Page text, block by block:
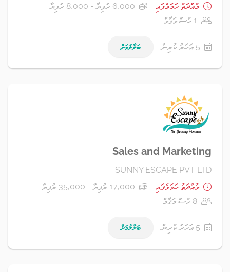
މުއްދަތު ހަމަވެފައި
6,000 ރުފިޔާ - 8,000 ރުފިޔާ
1 ހުސް މަޤާމް
5 އަހަރު ކުރިން ބަލާލުމަށް
Sales and Marketing
SUNNY ESCAPE PVT LTD
މުއްދަތު ހަމަވެފައި
17,000 ރުފިޔާ - 35,000 ރުފިޔާ
8 ހުސް މަޤާމް
5 އަހަރު ކުރިން ބަލާލުމަށް